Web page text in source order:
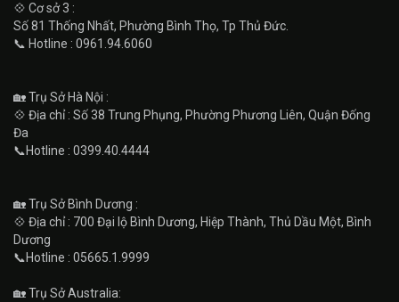
💠 Cơ sở 3 :
Số 81 Thống Nhất, Phường Bình Thọ, Tp Thủ Đức.
📞 Hotline : 0961.94.6060
🏡 Trụ Sở Hà Nội :
💠 Địa chỉ : Số 38 Trung Phụng, Phường Phương Liên, Quận Đống
Đa
📞Hotline : 0399.40.4444
🏡 Trụ Sở Bình Dương :
💠 Địa chỉ : 700 Đại lộ Bình Dương, Hiệp Thành, Thủ Dầu Một, Bình
Dương
📞Hotline : 05665.1.9999
🏡 Trụ Sở Australia: